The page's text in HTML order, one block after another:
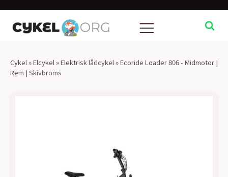
Cykel »Elcykel »Elektrisk lådcykel »Ecoride Loader 806 - Midmotor |
Rem | Skivbroms